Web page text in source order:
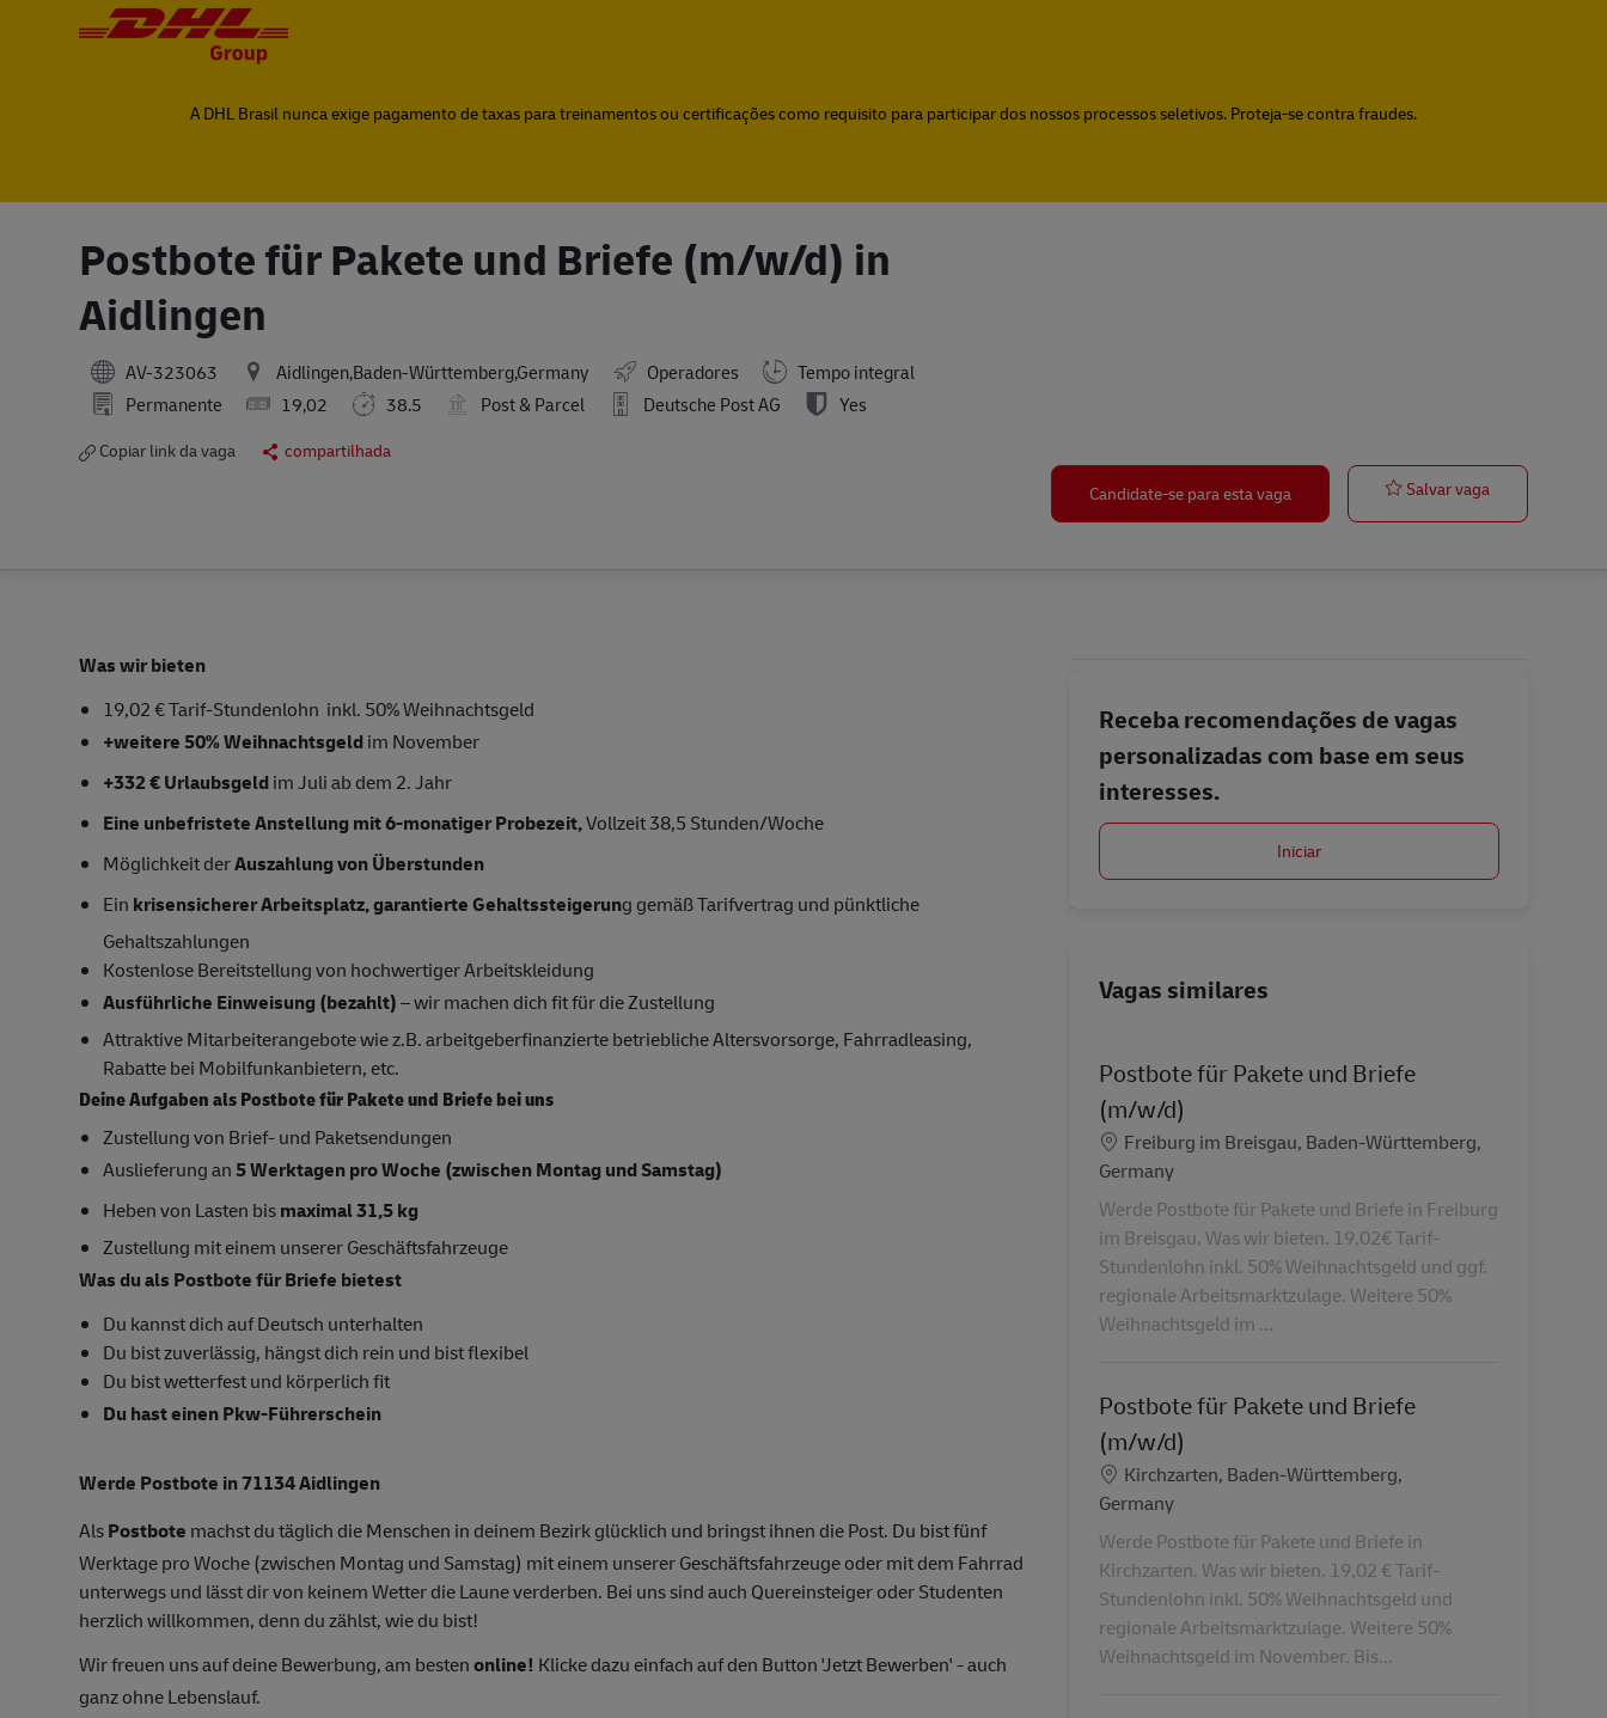
A DHL Brasil nunca exige pagamento de taxas para treinamentos ou certificações como requisito para participar dos nossos processos seletivos. Proteja-se contra fraudes.
Postbote für Pakete und Briefe (m/w/d) in
Aidlingen
AV-323063 Aidlingen,Baden-Württemberg,Germany Operadores
Tempo integral
Permanente
19,02 38.5 Post & Parcel Deutsche Post AG Yes
Copiar link da vaga
compartilhada
Candidate-se para esta vaga
Salvar vagaPostbote für
Was wir bieten
19,02 € Tarif-Stundenlohn inkl. 50% Weihnachtsgeld
+weitere 50% Weihnachtsgeldim November
+332 € Urlaubsgeldim Juli ab dem 2. Jahr
Eine unbefristete Anstellung mit 6-monatiger Probezeit,Vollzeit 38,5 Stunden/Woche
Möglichkeit derAuszahlung von Überstunden
Ein krisensicherer Arbeitsplatz, garantierte Gehaltssteigerung gemäß Tarifvertrag und pünktliche
Gehaltszahlungen
KostenloseBereitstellung von hochwertiger Arbeitskleidung
Ausführliche Einweisung (bezahlt)– wir machen dich fit für die Zustellung
Attraktive Mitarbeiterangebotewie z.B. arbeitgeberfinanzierte betriebliche Altersvorsorge, Fahrradleasing,
Rabatte bei Mobilfunkanbietern, etc.
Deine Aufgaben als Postbote für Pakete und Briefe bei uns
Zustellung von Brief- und Paketsendungen
Auslieferung an5 Werktagen pro Woche (zwischen Montag und Samstag)
Heben von Lasten bismaximal 31,5 kg
Zustellung mit einem unserer Geschäftsfahrzeuge
Was du als Postbote für Briefe bietest
Du kannst dich auf Deutsch unterhalten
Du bist zuverlässig, hängst dich rein und bist flexibel
Du bist wetterfest und körperlich fit
Du hast einen Pkw-Führerschein
Werde Postbote in 71134 Aidlingen
AlsPostbote machst du täglich die Menschen in deinem Bezirk glücklich und bringst ihnen die Post. Du bist fünf
Werktage pro Woche (zwischen Montag und Samstag) mit einem unserer Geschäftsfahrzeuge oder mit dem Fahrrad
unterwegs und lässt dir von keinem Wetter die Laune verderben. Bei uns sind auch Quereinsteiger oder Studenten
herzlich willkommen, denn du zählst, wie du bist!
Wir freuen uns auf deine Bewerbung, am bestenonline! Klicke dazu einfach auf den Button 'Jetzt Bewerben' - auch
ganz ohne Lebenslauf.
Receba recomendações de vagas
personalizadas com base em seus
interesses.
Iniciar
Vagas similares
Postbote für Pakete und Briefe
(m/w/d)
Localização
Freiburg im Breisgau, Baden-Württemberg,
Germany
Werde Postbote für Pakete und Briefe in Freiburg
im Breisgau. Was wir bieten. 19,02€ Tarif-
Stundenlohn inkl. 50% Weihnachtsgeld und ggf.
regionale Arbeitsmarktzulage. Weitere 50%
Weihnachtsgeld im ...
Postbote für Pakete und Briefe
(m/w/d)
Localização
Kirchzarten, Baden-Württemberg,
Germany
Werde Postbote für Pakete und Briefe in
Kirchzarten. Was wir bieten. 19,02 € Tarif-
Stundenlohn inkl. 50% Weihnachtsgeld und
regionale Arbeitsmarktzulage. Weitere 50%
Weihnachtsgeld im November. Bis...